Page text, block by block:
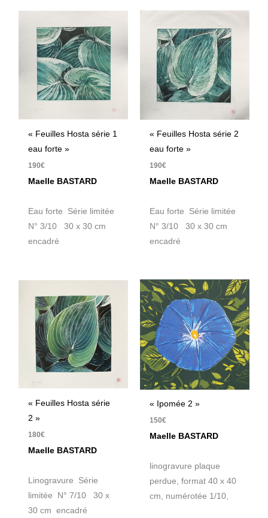
« Feuilles Hosta série 1
eau forte »
190€
Maelle BASTARD
Eau forte Série limitée
N° 3/10 30 x 30 cm
encadré
« Feuilles Hosta série 2
eau forte »
190€
Maelle BASTARD
Eau forte Série limitée
N° 3/10 30 x 30 cm
encadré
« Feuilles Hosta série
2 »
180€
Maelle BASTARD
Linogravure Série
limitée N° 7/10 30 x
30 cm encadré
« Ipomée 2 »
150€
Maelle BASTARD
linogravure plaque
perdue, format 40 x 40
cm, numérotée 1/10,